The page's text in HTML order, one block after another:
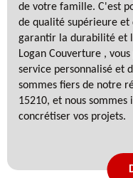
de votre famille. C'est
de qualité supérieure et
garantir la durabilité et
Logan Couverture ,
service personnalisé et
sommes fiers de notre
15210, et nous
concrétiser vos projets.